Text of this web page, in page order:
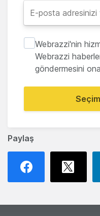
Paylaş
Webrazzi'nin
Webrazzi
göndermesini